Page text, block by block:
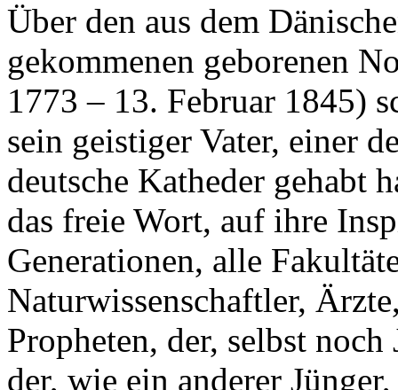
Über den aus dem
gekommenen geborenen
1773 – 13. Februar 1845)
sein geistiger Vater, einer
deutsche Katheder gehabt
das freie Wort, auf ihre
Generationen, alle
Naturwissenschaftler,
Propheten, der, selbst
der, wie ein anderer